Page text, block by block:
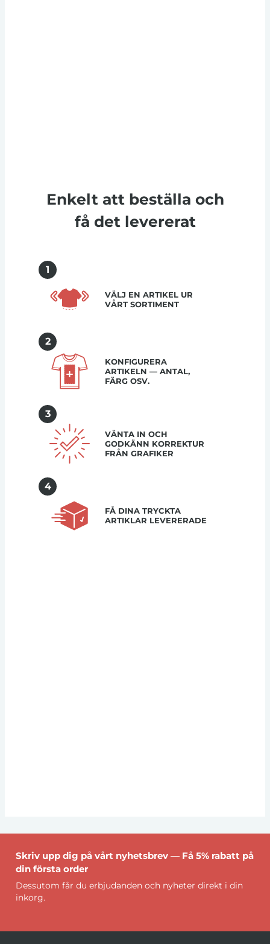
Enkelt att beställa och
få det levererat
1
VÄLJ EN ARTIKEL UR
VÅRT SORTIMENT
2
KONFIGURERA
ARTIKELN — ANTAL,
FÄRG OSV.
3
VÄNTA IN OCH
GODKÄNN KORREKTUR
FRÅN GRAFIKER
4
FÅ DINA TRYCKTA
ARTIKLAR LEVERERADE
Skriv upp dig på vårt nyhetsbrev — Få 5% rabatt på
din första order
Dessutom får du erbjudanden och nyheter direkt i din
inkorg.